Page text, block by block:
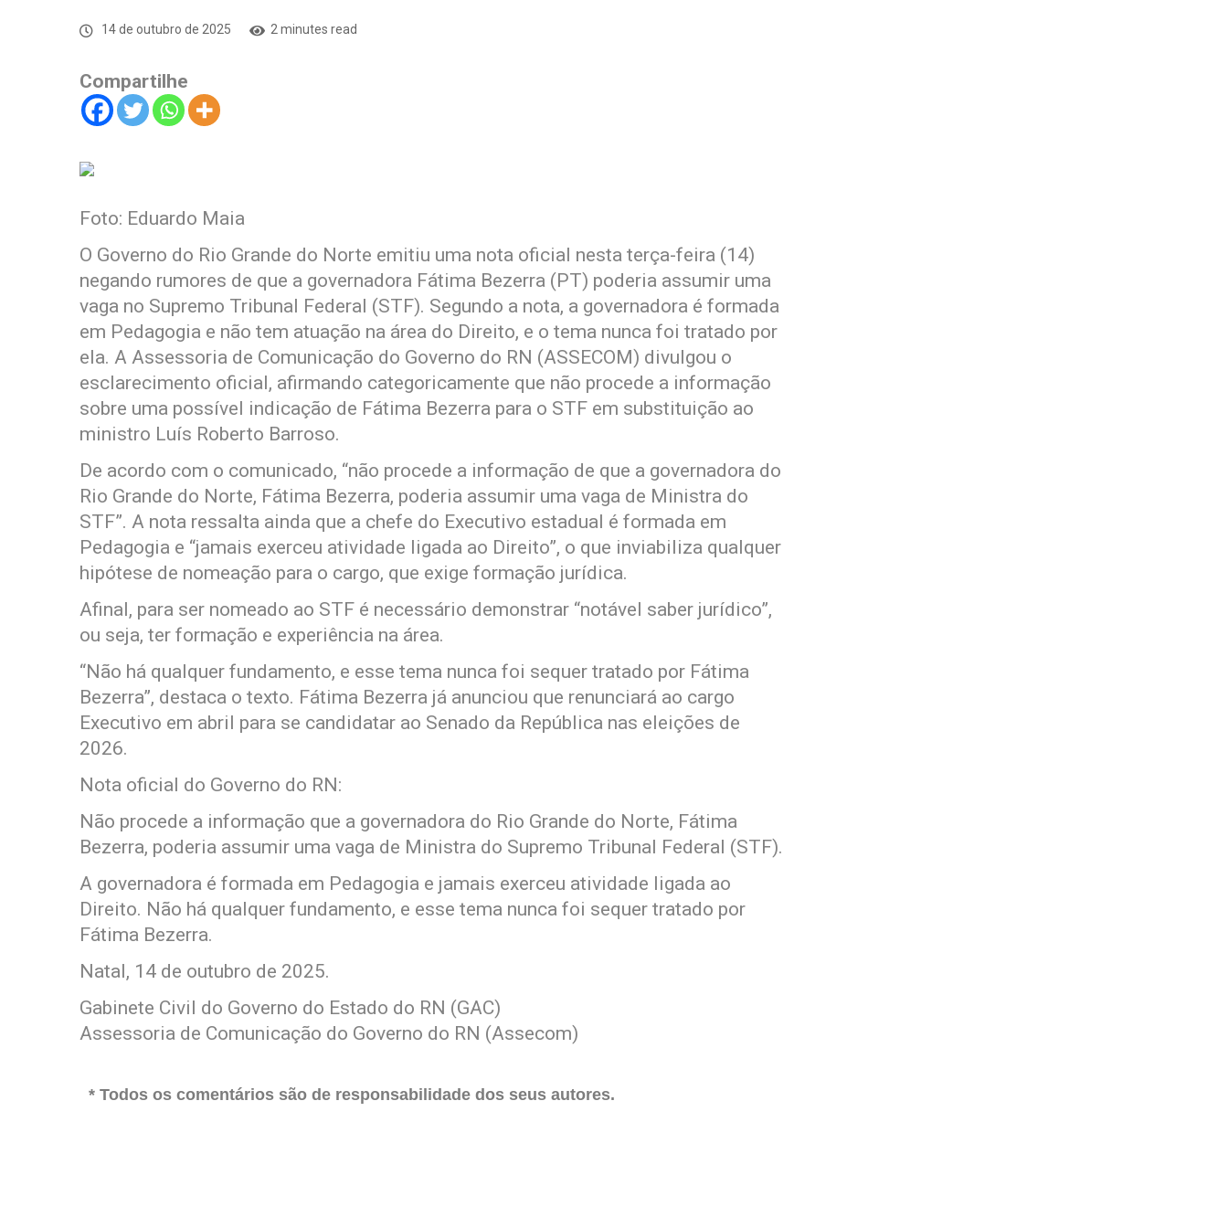
14 de outubro de 2025 2 minutes read
Compartilhe
Foto: Eduardo Maia
O Governo do Rio Grande do Norte emitiu uma nota oficial nesta terça-feira (14)
negando rumores de que a governadora Fátima Bezerra (PT) poderia assumir uma
vaga no Supremo Tribunal Federal (STF). Segundo a nota, a governadora é formada
em Pedagogia e não tem atuação na área do Direito, e o tema nunca foi tratado por
ela. A Assessoria de Comunicação do Governo do RN (ASSECOM) divulgou o
esclarecimento oficial, afirmando categoricamente que não procede a informação
sobre uma possível indicação de Fátima Bezerra para o STF em substituição ao
ministro Luís Roberto Barroso.
De acordo com o comunicado, “não procede a informação de que a governadora do
Rio Grande do Norte, Fátima Bezerra, poderia assumir uma vaga de Ministra do
STF”. A nota ressalta ainda que a chefe do Executivo estadual é formada em
Pedagogia e “jamais exerceu atividade ligada ao Direito”, o que inviabiliza qualquer
hipótese de nomeação para o cargo, que exige formação jurídica.
Afinal, para ser nomeado ao STF é necessário demonstrar “notável saber jurídico”,
ou seja, ter formação e experiência na área.
“Não há qualquer fundamento, e esse tema nunca foi sequer tratado por Fátima
Bezerra”, destaca o texto. Fátima Bezerra já anunciou que renunciará ao cargo
Executivo em abril para se candidatar ao Senado da República nas eleições de
2026.
Nota oficial do Governo do RN:
Não procede a informação que a governadora do Rio Grande do Norte, Fátima
Bezerra, poderia assumir uma vaga de Ministra do Supremo Tribunal Federal (STF).
A governadora é formada em Pedagogia e jamais exerceu atividade ligada ao
Direito. Não há qualquer fundamento, e esse tema nunca foi sequer tratado por
Fátima Bezerra.
Natal, 14 de outubro de 2025.
Gabinete Civil do Governo do Estado do RN (GAC)
Assessoria de Comunicação do Governo do RN (Assecom)
* Todos os comentários são de responsabilidade dos seus autores.